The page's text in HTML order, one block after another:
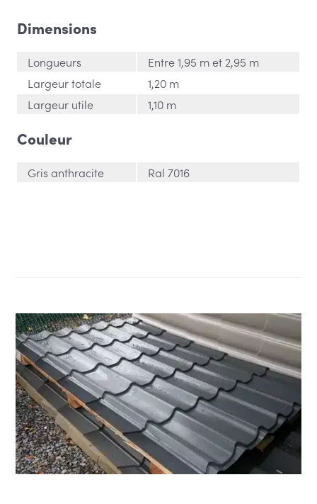
Dimensions
Longueurs
Entre 1,95 m et 2,95 m
Largeur totale
1,20 m
Largeur utile
1,10 m
Couleur
Gris anthracite Ral 7016